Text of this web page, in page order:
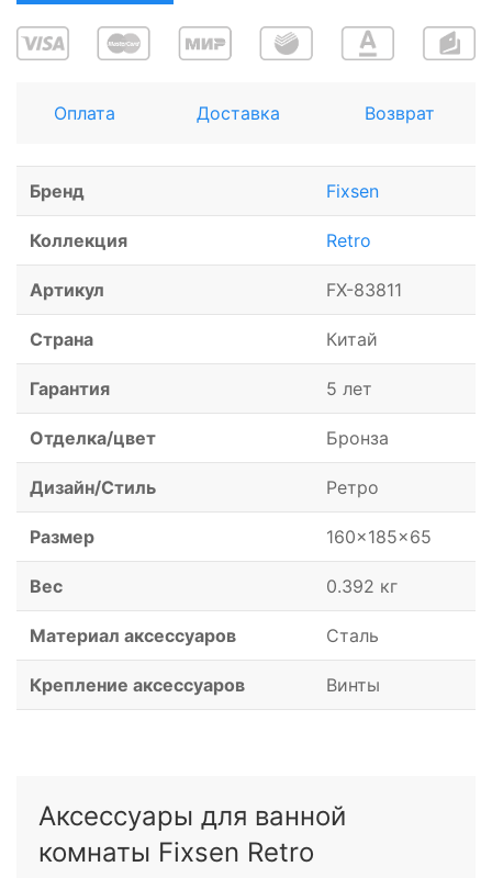
Оплата Доставка Возврат
Бренд Fixsen
Коллекция Retro
Артикул FX-83811
Страна Китай
Гарантия 5 лет
Отделка/цвет Бронза
Дизайн/Стиль Ретро
Размер 160x185x65
Вес 0.392 кг
Материал аксессуаров Сталь
Крепление аксессуаров Винты
Аксессуары для ванной
комнаты Fixsen Retro